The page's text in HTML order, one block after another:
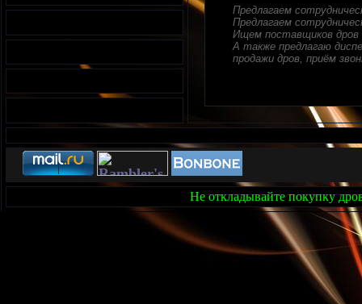
Предлагаем
Предлагаем
Ищем поставщиков дров
А также предлагаю
продажи дров, приём
Не откладывайте покупку